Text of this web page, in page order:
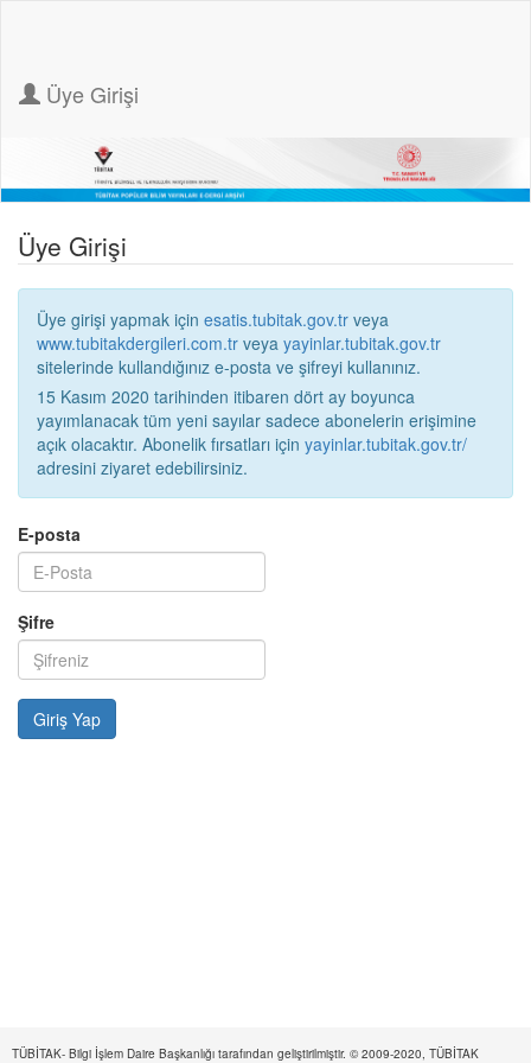
Üye Girişi
Üye Girişi
Üye girişi yapmak için esatis.tubitak.gov.tr veya
www.tubitakdergileri.com.tr veya yayinlar.tubitak.gov.tr
sitelerinde kullandığınız e-posta ve şifreyi kullanınız.
15 Kasım 2020 tarihinden itibaren dört ay boyunca
yayımlanacak tüm yeni sayılar sadece abonelerin erişimine
açık olacaktır. Abonelik fırsatları için yayinlar.tubitak.gov.tr/
adresini ziyaret edebilirsiniz.
E-posta
Şifre
TÜBİTAK- Bilgi İşlem Daire Başkanlığı tarafından geliştirilmiştir. © 2009-2020, TÜBİTAK